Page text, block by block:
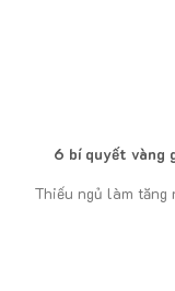
6 bí quyết vàng
Thiếu ngủ làm tăng